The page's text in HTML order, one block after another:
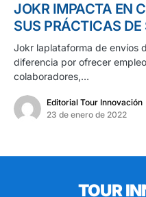
JOKR IMPACTA EN
SUS PRÁCTICAS
Jokr laplataforma de envíos
diferencia por ofrecer
colaboradores,…
Editorial Tour Innovación
23 de enero de 2022
TOUR